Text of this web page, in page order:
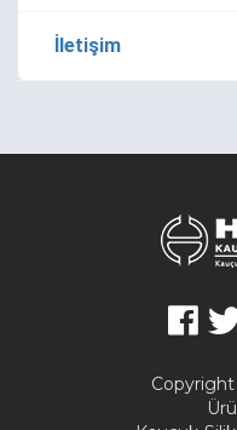
İletişim